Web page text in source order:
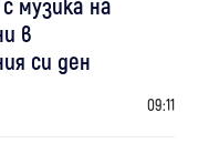
в
си ден
09:11